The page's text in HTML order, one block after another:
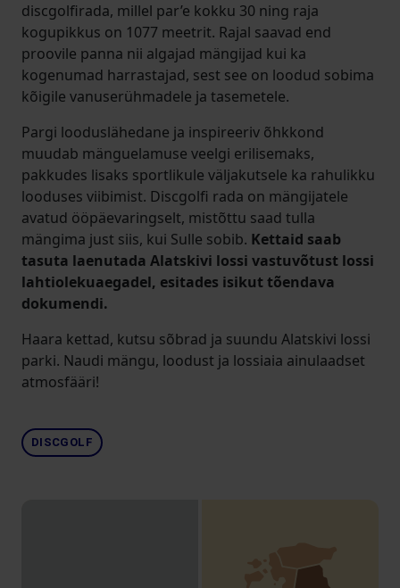
discgolfirada, millel par’e kokku 30 ning raja
kogupikkus on 1077 meetrit. Rajal saavad end
proovile panna nii algajad mängijad kui ka
kogenumad harrastajad, sest see on loodud sobima
kõigile vanuserühmadele ja tasemetele.
Pargi looduslähedane ja inspireeriv õhkkond
muudab mänguelamuse veelgi erilisemaks,
pakkudes lisaks sportlikule väljakutsele ka rahulikku
looduses viibimist. Discgolfi rada on mängijatele
avatud ööpäevaringselt, mistõttu saad tulla
mängima just siis, kui Sulle sobib. Kettaid saab
tasuta laenutada Alatskivi lossi vastuvõtust lossi
lahtiolekuaegadel, esitades isikut tõendava
dokumendi.
Haara kettad, kutsu sõbrad ja suundu Alatskivi lossi
parki. Naudi mängu, loodust ja lossiaia ainulaadset
atmosfääri!
DISCGOLF